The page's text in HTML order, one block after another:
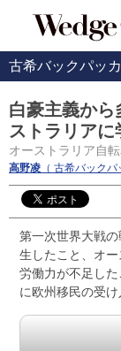
古希バックパッ
白豪主義から
ストラリア
オーストラリア自
高野凌 （ 古希バックパ
第一次世界大戦
生したこと、オ
労働力が不足し
に欧州移民の受け